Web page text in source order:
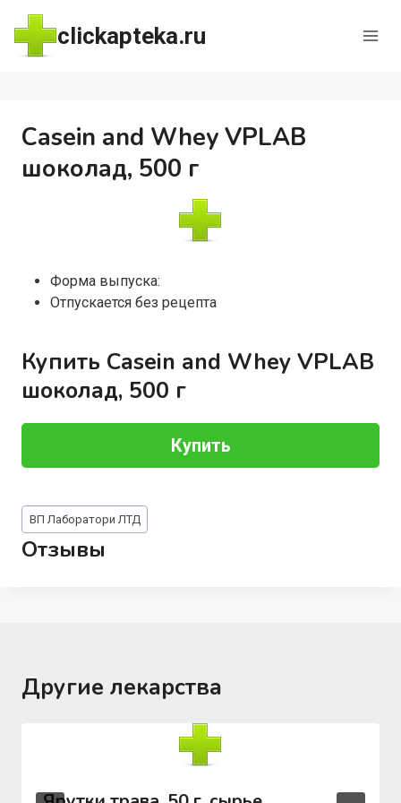
Перейти
содержимому
clickapteka.ru
Casein and Whey VPLAB
шоколад, 500 г
Форма выпуска:
Отпускается без рецепта
Купить Casein and Whey VPLAB
шоколад, 500 г
Купить
Метки
записи:
ВП Лаборатори ЛТД
Отзывы
Другие лекарства